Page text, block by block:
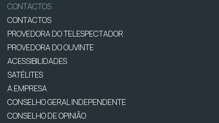
CONTACTOS
CONTACTOS
PROVEDORA DO TELESPECTADOR
PROVEDORA DO OUVINTE
ACESSIBILIDADES
SATÉLITES
A EMPRESA
CONSELHO GERAL INDEPENDENTE
CONSELHO DE OPINIÃO